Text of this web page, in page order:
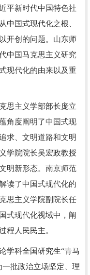
平新时代中国特色社
中国式现代化之根、
开创的问题。山东师
中国马克思主义研究
现代化的由来以及重
思主义学部部长庞立
角度阐明了中国式现
求、文明道路和文明
学院院长吴宏政教授
明新形态。南京师范
读了中国式现代化的
思主义学院副院长任
式现代化视域中，阐
程人民民主。
学科全国研究生“青马
批政治立场坚定、理